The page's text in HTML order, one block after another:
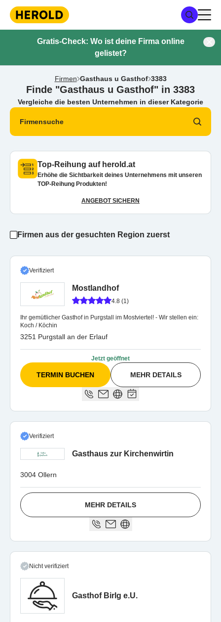
Gratis-Check: Wo ist deine Firma online
gelistet?
Firmen Gasthaus u Gasthof 3383
Finde "Gasthaus u Gasthof" in 3383
Vergleiche die besten Unternehmen in dieser Kategorie
Firmensuche
Top-Reihung auf herold.at
Erhöhe die Sichtbarkeit deines Unternehmens mit unseren
TOP-Reihung Produkten!
ANGEBOT SICHERN
Firmen aus der gesuchten Region zuerst
Verifiziert
Mostlandhof
4.8 (1)
Ihr gemütlicher Gasthof in Purgstall im Mostviertel! - Wir stellen ein:
Koch / Köchin
3251 Purgstall an der Erlauf
Jetzt geöffnet
TERMIN BUCHEN MEHR DETAILS
Verifiziert
Gasthaus zur Kirchenwirtin
3004 Ollern
MEHR DETAILS
Nicht verifiziert
Gasthof Birlg e.U.